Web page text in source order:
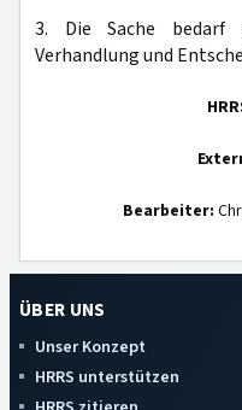
3. Die Sache bedarf
Verhandlung und
Bearbeiter:
ÜBER UNS
Unser Konzept
HRRS unterstützen